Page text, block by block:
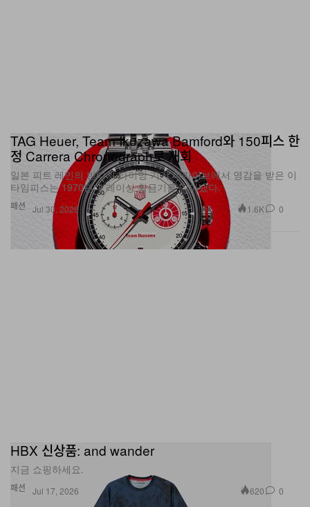
패션
정 Carrera Chronograph로 재회
일본 피트 레인의 빈티지 타이밍 기기 아카이브에서 영감을 받은 이
타임피스는 1970년대 레이싱 황금기를 담아냈다.
Jul 30, 2026
패션
지금 쇼핑하세요.
Jul 17, 2026